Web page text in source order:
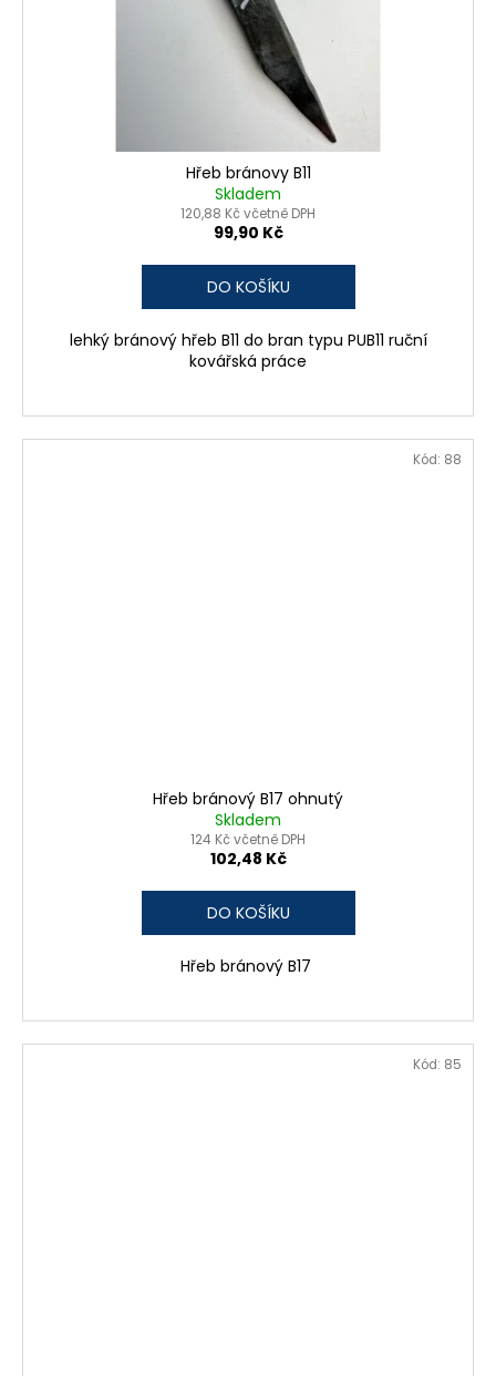
Hřeb bránovy B11
Skladem
120,88 Kč včetně DPH
99,90 Kč
DO KOŠÍKU
lehký bránový hřeb B11 do bran typu PUB11 ruční
kovářská práce
Hřeb bránový B17 ohnutý
Skladem
124 Kč včetně DPH
102,48 Kč
DO KOŠÍKU
Hřeb bránový B17
Kód: 88
Kód: 85